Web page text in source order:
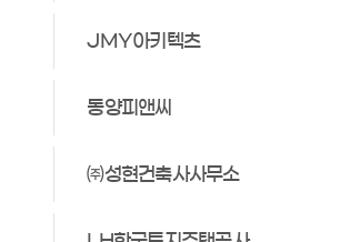
JMY아키텍츠
동양피앤씨
㈜성현건축사사무소